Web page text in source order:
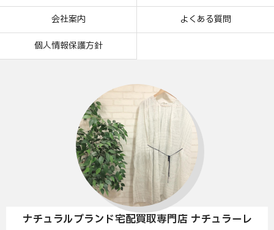
会社案内 よくある質問
個人情報保護方針
ナチュラルブランド宅配買取専門店 ナチュラーレ